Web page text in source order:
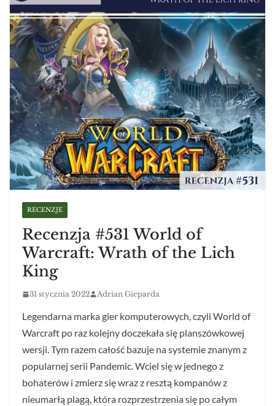
RECENZJE
Recenzja #531 World of
Warcraft: Wrath of the Lich
King
31 stycznia 2022 Adrian Gieparda
Legendarna marka gier komputerowych, czyli World of
Warcraft po raz kolejny doczekała się planszówkowej
wersji. Tym razem całość bazuje na systemie znanym z
popularnej serii Pandemic. Wciel się w jednego z
bohaterów i zmierz się wraz z resztą kompanów z
nieumarłą plagą, która rozprzestrzenia się po całym